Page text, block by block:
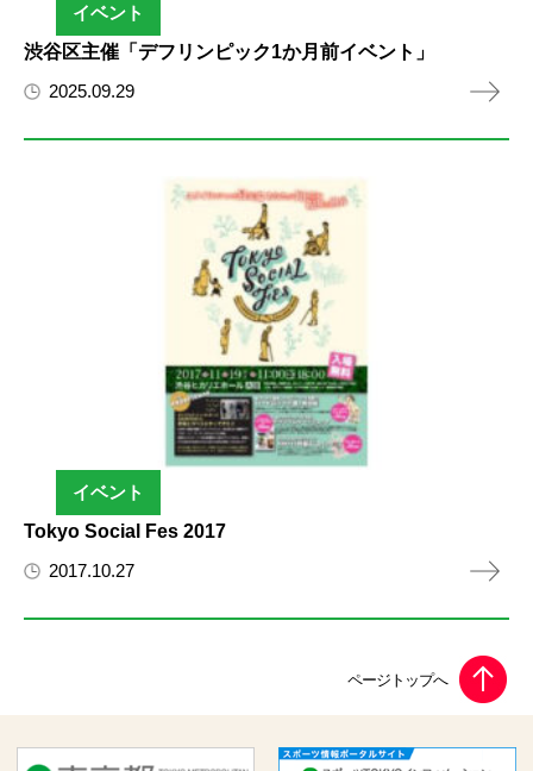
イベント
渋谷区主催「デフリンピック1か月前イベント」
2025.09.29
イベント
Tokyo Social Fes 2017
2017.10.27